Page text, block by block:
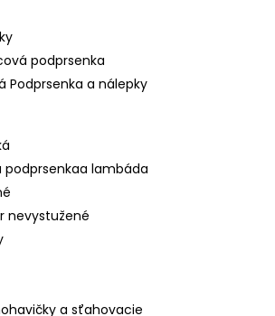
podprsenka
Podprsenka a nálepky
podprsenkaa lambáda
nevystužené
a sťahovacie